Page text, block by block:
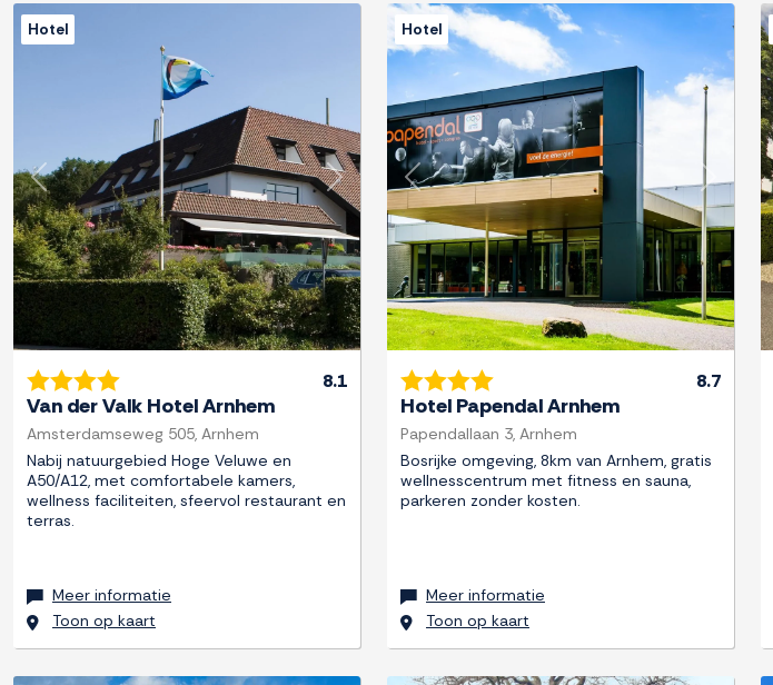
Previous Next
Hotel
8.1
Van der Valk Hotel Arnhem
Amsterdamseweg 505, Arnhem
Nabij natuurgebied Hoge Veluwe en
A50/A12, met comfortabele kamers,
wellness faciliteiten, sfeervol restaurant en
terras.
Meer informatie
Toon op kaart
Previous Next
Hotel
8.7
Hotel Papendal Arnhem
Papendallaan 3, Arnhem
Bosrijke omgeving, 8km van Arnhem, gratis
wellnesscentrum met fitness en sauna,
parkeren zonder kosten.
Meer informatie
Toon op kaart